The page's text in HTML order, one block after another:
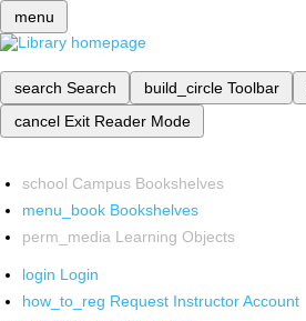
menu
search Search build_circle Toolbar
cancel Exit Reader Mode
school Campus Bookshelves
menu_book Bookshelves
perm_media Learning Objects
login Login
how_to_reg Request Instructor Account